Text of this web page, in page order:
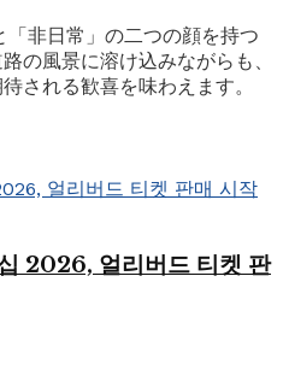
「非日常」の二つの顔を持つ
の風景に溶け込みながらも、
される歓喜を味わえます。
2026, 얼리버드 티켓 판